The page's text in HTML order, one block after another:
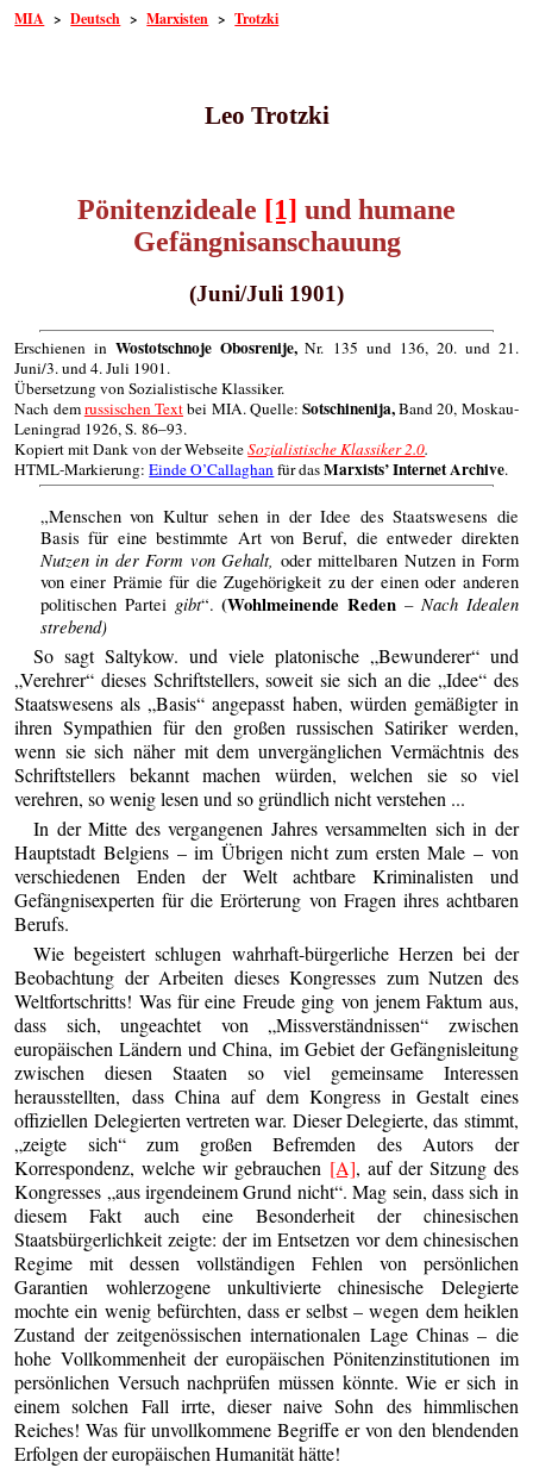
MIA >Deutsch >Marxisten >Trotzki
Leo Trotzki
Pönitenzideale [1] und humane
Gefängnisanschauung
(Juni/Juli 1901)
Erschienen in Wostotschnoje Obosrenije,Nr. 135 und 136, 20. und 21.
Juni/3. und 4. Juli 1901.
Übersetzung von Sozialistische Klassiker.
Nach demrussischen Textbei MIA. Quelle: Sotschinenija,Band 20, Moskau-
Leningrad 1926, S. 86–93.
Kopiert mit Dank von der WebseiteSozialistische Klassiker 2.0.
HTML-Markierung:Einde O’Callaghan für dasMarxists’ Internet Archive.
„Menschen von Kultur sehen in der Idee des Staatswesens die
Basis für eine bestimmte Art von Beruf, die entweder direkten
Nutzen in der Form von Gehalt, oder mittelbaren Nutzen in Form
von einer Prämie für die Zugehörigkeit zu der einen oder anderen
politischen Partei gibt“.(Wohlmeinende Reden – Nach Idealen
strebend)
So sagt Saltykow. und viele platonische „Bewunderer“ und
„Verehrer“ dieses Schriftstellers, soweit sie sich an die „Idee“ des
Staatswesens als „Basis“ angepasst haben, würden gemäßigter in
ihren Sympathien für den großen russischen Satiriker werden,
wenn sie sich näher mit dem unvergänglichen Vermächtnis des
Schriftstellers bekannt machen würden, welchen sie so viel
verehren, so wenig lesen und so gründlich nicht verstehen ...
In der Mitte des vergangenen Jahres versammelten sich in der
Hauptstadt Belgiens – im Übrigen nicht zum ersten Male – von
verschiedenen Enden der Welt achtbare Kriminalisten und
Gefängnisexperten für die Erörterung von Fragen ihres achtbaren
Berufs.
Wie begeistert schlugen wahrhaft-bürgerliche Herzen bei der
Beobachtung der Arbeiten dieses Kongresses zum Nutzen des
Weltfortschritts! Was für eine Freude ging von jenem Faktum aus,
dass sich, ungeachtet von „Missverständnissen“ zwischen
europäischen Ländern und China, im Gebiet der Gefängnisleitung
zwischen diesen Staaten so viel gemeinsame Interessen
herausstellten, dass China auf dem Kongress in Gestalt eines
offiziellen Delegierten vertreten war. Dieser Delegierte, das stimmt,
„zeigte sich“ zum großen Befremden des Autors der
Korrespondenz, welche wir gebrauchen [A], auf der Sitzung des
Kongresses „aus irgendeinem Grund nicht“. Mag sein, dass sich in
diesem Fakt auch eine Besonderheit der chinesischen
Staatsbürgerlichkeit zeigte: der im Entsetzen vor dem chinesischen
Regime mit dessen vollständigen Fehlen von persönlichen
Garantien wohlerzogene unkultivierte chinesische Delegierte
mochte ein wenig befürchten, dass er selbst – wegen dem heiklen
Zustand der zeitgenössischen internationalen Lage Chinas – die
hohe Vollkommenheit der europäischen Pönitenzinstitutionen im
persönlichen Versuch nachprüfen müssen könnte. Wie er sich in
einem solchen Fall irrte, dieser naive Sohn des himmlischen
Reiches! Was für unvollkommene Begriffe er von den blendenden
Erfolgen der europäischen Humanität hätte!